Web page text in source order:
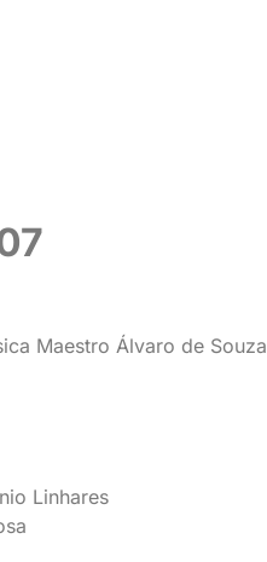
Maestro Álvaro de Souza
Linhares